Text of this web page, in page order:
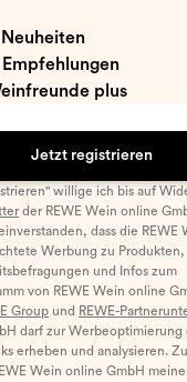
plus
Jetzt registrieren
willige ich bis auf
der REWE Wein online
dass die REWE
Werbung zu
und Infos zum
von REWE Wein online
Group und REWE-
darf zur
erheben und analysieren.
Wein online GmbH